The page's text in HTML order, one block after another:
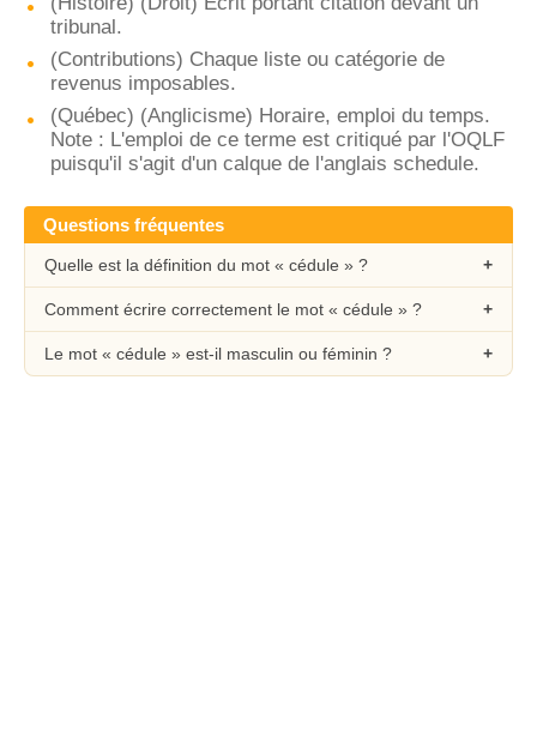
tribunal.
(Contributions) Chaque liste ou catégorie de
revenus imposables.
(Québec) (Anglicisme) Horaire, emploi du temps.
Note : L'emploi de ce terme est critiqué par l'OQLF
puisqu'il s'agit d'un calque de l'anglais schedule.
Questions fréquentes
Quelle est la définition du mot « cédule » ?
Comment écrire correctement le mot « cédule » ?
Le mot « cédule » est-il masculin ou féminin ?